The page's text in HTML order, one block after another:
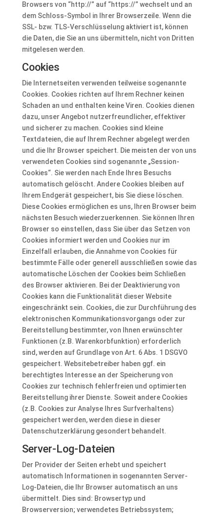
Browsers von “http://” auf “https://” wechselt und an
dem Schloss-Symbol in Ihrer Browserzeile. Wenn die
SSL- bzw. TLS-Verschlüsselung aktiviert ist, können
die Daten, die Sie an uns übermitteln, nicht von Dritten
mitgelesen werden.
Cookies
Die Internetseiten verwenden teilweise sogenannte
Cookies. Cookies richten auf Ihrem Rechner keinen
Schaden an und enthalten keine Viren. Cookies dienen
dazu, unser Angebot nutzerfreundlicher, effektiver
und sicherer zu machen. Cookies sind kleine
Textdateien, die auf Ihrem Rechner abgelegt werden
und die Ihr Browser speichert. Die meisten der von uns
verwendeten Cookies sind sogenannte „Session-
Cookies“. Sie werden nach Ende Ihres Besuchs
automatisch gelöscht. Andere Cookies bleiben auf
Ihrem Endgerät gespeichert, bis Sie diese löschen.
Diese Cookies ermöglichen es uns, Ihren Browser beim
nächsten Besuch wiederzuerkennen. Sie können Ihren
Browser so einstellen, dass Sie über das Setzen von
Cookies informiert werden und Cookies nur im
Einzelfall erlauben, die Annahme von Cookies für
bestimmte Fälle oder generell ausschließen sowie das
automatische Löschen der Cookies beim Schließen
des Browser aktivieren. Bei der Deaktivierung von
Cookies kann die Funktionalität dieser Website
eingeschränkt sein. Cookies, die zur Durchführung des
elektronischen Kommunikationsvorgangs oder zur
Bereitstellung bestimmter, von Ihnen erwünschter
Funktionen (z.B. Warenkorbfunktion) erforderlich
sind, werden auf Grundlage von Art. 6 Abs. 1 DSGVO
gespeichert. Websitebetreiber haben ggf. ein
berechtigtes Interesse an der Speicherung von
Cookies zur technisch fehlerfreien und optimierten
Bereitstellung ihrer Dienste. Soweit andere Cookies
(z.B. Cookies zur Analyse Ihres Surfverhaltens)
gespeichert werden, werden diese in dieser
Datenschutzerklärung gesondert behandelt.
Server-Log-Dateien
Der Provider der Seiten erhebt und speichert
automatisch Informationen in sogenannten Server-
Log-Dateien, die Ihr Browser automatisch an uns
übermittelt. Dies sind: Browsertyp und
Browserversion; verwendetes Betriebssystem;